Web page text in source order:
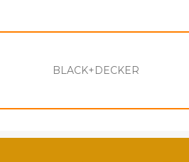
BLACK+DECKER